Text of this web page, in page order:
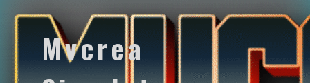
Mvcrea